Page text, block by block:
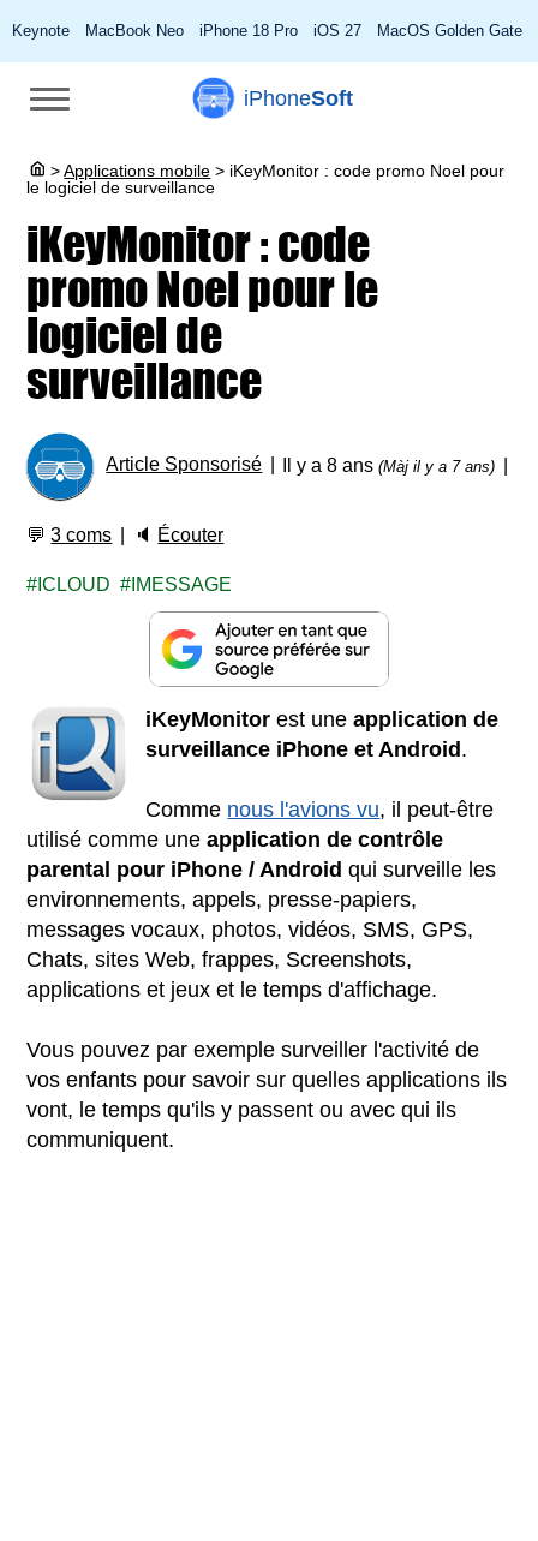
Keynote MacBook Neo iPhone 18 Pro iOS 27 MacOS Golden Gate
iPhoneSoft
> Applications mobile > iKeyMonitor : code promo Noel pour
le logiciel de surveillance
iKeyMonitor : code
promo Noel pour le
logiciel de
surveillance
Article Sponsorisé Il y a 8 ans(Màj il y a 7 ans)
💬3 coms 🔈 Écouter
ICLOUD IMESSAGE
iKeyMonitor est uneapplication de
surveillance iPhone et Android.
Comme nous l'avions vu, il peut-être
utilisé comme uneapplication de contrôle
parental pour iPhone / Android qui surveille les
environnements, appels, presse-papiers,
messages vocaux, photos, vidéos, SMS, GPS,
Chats, sites Web, frappes, Screenshots,
applications et jeux et le temps d'affichage.
Vous pouvez par exemple surveiller l'activité de
vos enfants pour savoir sur quelles applications ils
vont, le temps qu'ils y passent ou avec qui ils
communiquent.